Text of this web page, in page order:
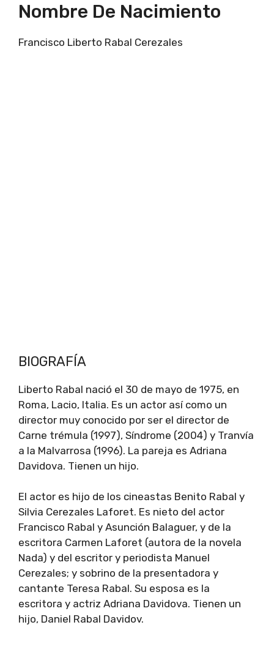
Nombre De Nacimiento
Francisco Liberto Rabal Cerezales
BIOGRAFÍA
Liberto Rabal nació el 30 de mayo de 1975, en
Roma, Lacio, Italia. Es un actor así como un
director muy conocido por ser el director de
Carne trémula (1997), Síndrome (2004) y Tranvía
a la Malvarrosa (1996). La pareja es Adriana
Davidova. Tienen un hijo.
El actor es hijo de los cineastas Benito Rabal y
Silvia Cerezales Laforet. Es nieto del actor
Francisco Rabal y Asunción Balaguer, y de la
escritora Carmen Laforet (autora de la novela
Nada) y del escritor y periodista Manuel
Cerezales; y sobrino de la presentadora y
cantante Teresa Rabal. Su esposa es la
escritora y actriz Adriana Davidova. Tienen un
hijo, Daniel Rabal Davidov.